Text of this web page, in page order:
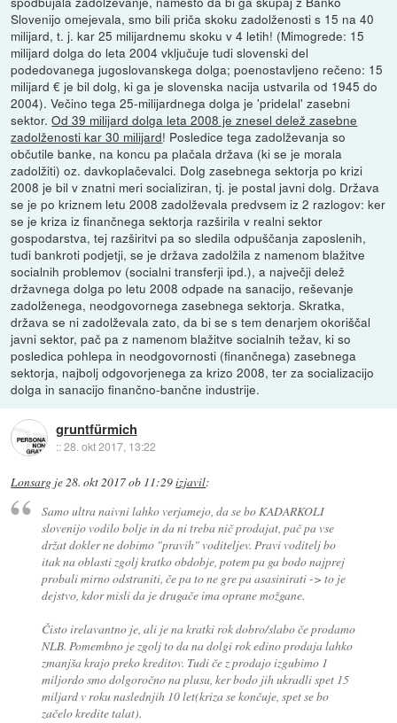
Slovenijo omejevala, smo bili priča skoku zadolženosti s 15 na 40
milijard, t. j. kar 25 milijardnemu skoku v 4 letih! (Mimogrede: 15
milijard dolga do leta 2004 vključuje tudi slovenski del
podedovanega jugoslovanskega dolga; poenostavljeno rečeno: 15
milijard € je bil dolg, ki ga je slovenska nacija ustvarila od 1945 do
2004). Večino tega 25-milijardnega dolga je 'pridelal' zasebni
sektor.Od 39 milijard dolga leta 2008 je znesel delež zasebne
zadolženosti kar 30 milijard! Posledice tega zadolževanja so
občutile banke, na koncu pa plačala država (ki se je morala
zadolžiti) oz. davkoplačevalci. Dolg zasebnega sektorja po krizi
2008 je bil v znatni meri socializiran, tj. je postal javni dolg. Država
se je po kriznem letu 2008 zadolževala predvsem iz 2 razlogov: ker
se je kriza iz finančnega sektorja razširila v realni sektor
gospodarstva, tej razširitvi pa so sledila odpuščanja zaposlenih,
tudi bankroti podjetji, se je država zadolžila z namenom blažitve
socialnih problemov (socialni transferji ipd.), a največji delež
državnega dolga po letu 2008 odpade na sanacijo, reševanje
zadolženega, neodgovornega zasebnega sektorja. Skratka,
država se ni zadolževala zato, da bi se s tem denarjem okoriščal
javni sektor, pač pa z namenom blažitve socialnih težav, ki so
posledica pohlepa in neodgovornosti (finančnega) zasebnega
sektorja, najbolj odgovorjenega za krizo 2008, ter za socializacijo
dolga in sanacijo finančno-bančne industrije.
gruntfürmich
::28. okt 2017, 13:22
Lonsarg je28. okt 2017 ob 11:29izjavil:
Samo ultra naivni lahko verjamejo, da se bo KADARKOLI
slovenijo vodilo bolje in da ni treba nič prodajat, pač pa vse
držat dokler ne dobimo "pravih" voditeljev. Pravi voditelj bo
itak na oblasti zgolj kratko obdobje, potem pa ga bodo najprej
probali mirno odstraniti, če pa to ne gre pa asasinirati -> to je
dejstvo, kdor misli da je drugače ima oprane možgane.
Čisto irelavantno je, ali je na kratki rok dobro/slabo če prodamo
NLB. Pomembno je zgolj to da na dolgi rok edino prodaja lahko
zmanjša krajo preko kreditov. Tudi če z prodajo izgubimo 1
miljordo smo dolgoročno na plusu, ker bodo jih ukradli spet 15
miljard v roku naslednjih 10 let(kriza se končuje, spet se bo
začelo kredite talat).